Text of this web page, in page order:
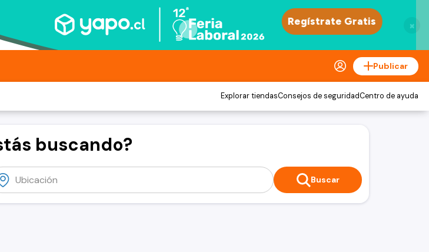
×
Publicar
Explorar tiendasConsejos de seguridadCentro de ayuda
buscando?
Buscar